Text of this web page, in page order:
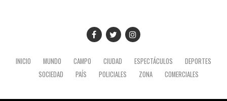
INICIO MUNDO CAMPO CIUDAD ESPECTÁCULOS
DEPORTES
SOCIEDAD
PAÍS POLICIALES ZONA COMERCIALES